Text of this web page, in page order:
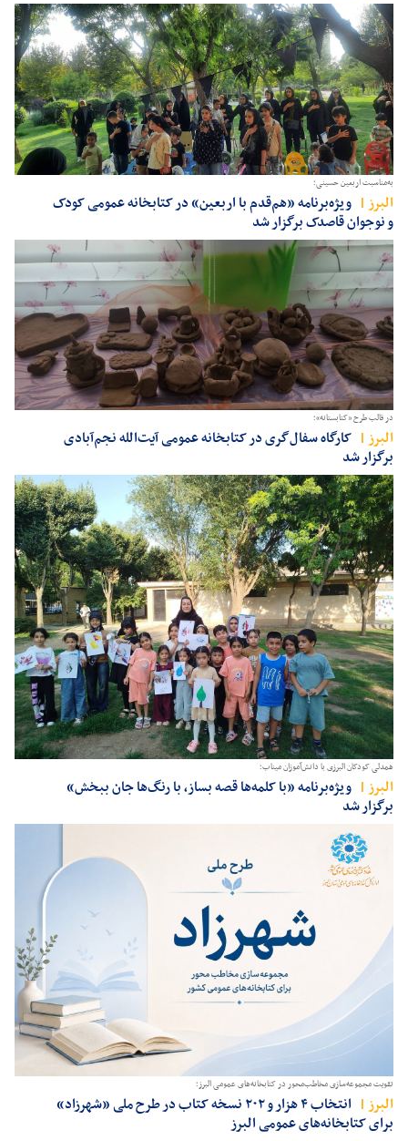
به‌مناسبت اربعین حسینی؛
البرز
ویژه‌برنامه «هم‌قدم با اربعین» در کتابخانه عمومی کودک
و نوجوان قاصدک برگزار شد
در قالب طرح «کتابستانه»؛
البرز
کارگاه سفال‌گری در کتابخانه عمومی آیت‌الله نجم‌آبادی
برگزار شد
همدلی کودکان البرزی با دانش‌آموزان میناب؛
البرز
ویژه‌برنامه «با کلمه‌ها قصه بساز، با رنگ‌ها جان ببخش»
برگزار شد
تقویت مجموعه‌سازی مخاطب‌محور در کتابخانه‌های عمومی البرز؛
البرز
انتخاب ۴ هزار و ۲۰۲ نسخه کتاب در طرح ملی «شهرزاد»
برای کتابخانه‌های عمومی البرز